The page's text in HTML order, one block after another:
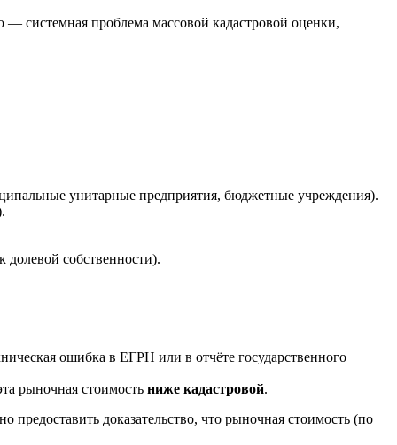
системная проблема массовой кадастровой оценки,
унитарные предприятия, бюджетные учреждения).
долевой собственности).
ошибка в ЕГРН или в отчёте государственного
рыночная стоимость ниже кадастровой.
доказательство, что рыночная стоимость (по